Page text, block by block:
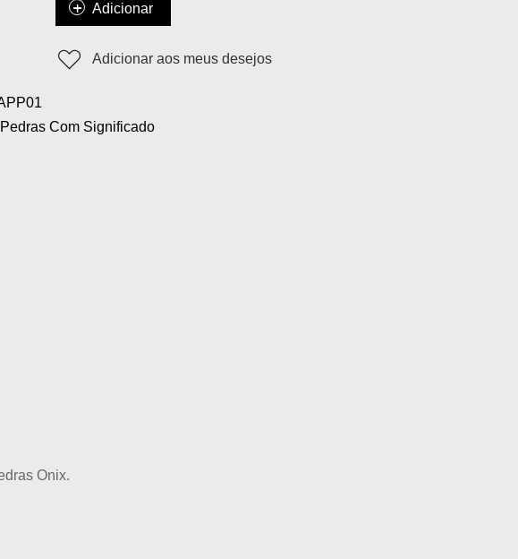
Adicionar
Adicionar aos meus desejos
Pedras Com Significado
Onix.